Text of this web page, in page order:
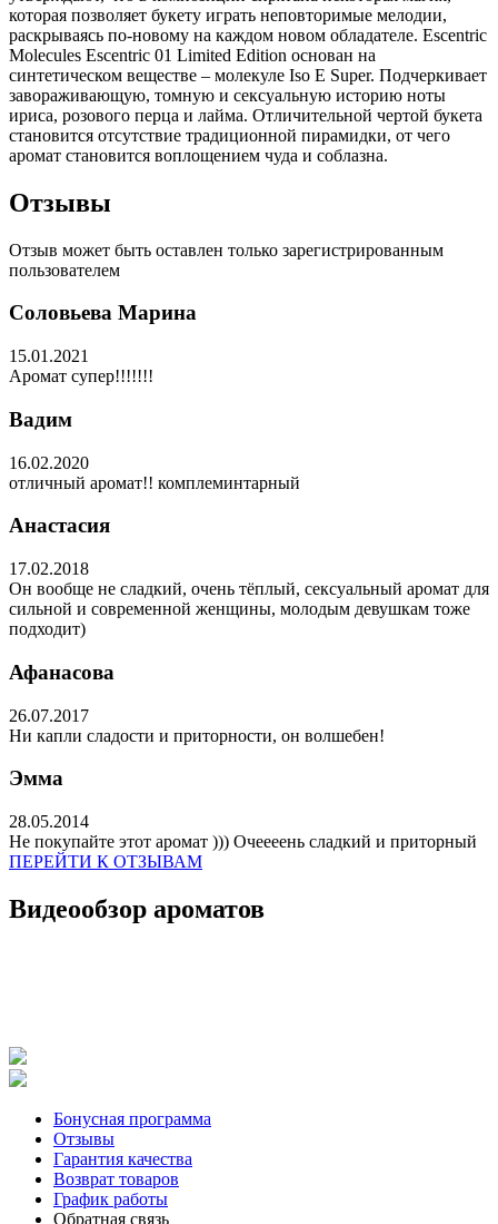
которая позволяет букету играть неповторимые мелодии,
раскрываясь по-новому на каждом новом обладателе. Escentric
Molecules Escentric 01 Limited Edition основан на
синтетическом веществе – молекуле Iso E Super. Подчеркивает
завораживающую, томную и сексуальную историю ноты
ириса, розового перца и лайма. Отличительной чертой букета
становится отсутствие традиционной пирамидки, от чего
аромат становится воплощением чуда и соблазна.
Отзывы
Отзыв может быть оставлен только зарегистрированным
пользователем
Соловьева Марина
15.01.2021
Аромат супер!!!!!!!
Вадим
16.02.2020
отличный аромат!! комплеминтарный
Анастасия
17.02.2018
Он вообще не сладкий, очень тёплый, сексуальный аромат для
сильной и современной женщины, молодым девушкам тоже
подходит)
Афанасова
26.07.2017
Ни капли сладости и приторности, он волшебен!
Эмма
28.05.2014
Не покупайте этот аромат ))) Очеееень сладкий и приторный
ПЕРЕЙТИ К ОТЗЫВАМ
Видеообзор ароматов
Бонусная программа
Отзывы
Гарантия качества
Возврат товаров
График работы
Обратная связь